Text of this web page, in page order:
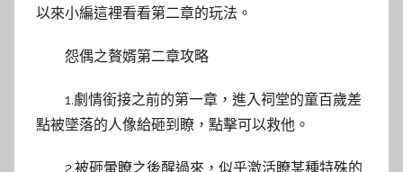
以來小編這裡看看第二章的玩法。
怨偶之贅婿第二章攻略
1.劇情銜接之前的第一章，進入祠堂的童百歲差
點被墜落的人像給砸到瞭，點擊可以救他。
2.被砸暈瞭之後醒過來，似乎激活瞭某種特殊的